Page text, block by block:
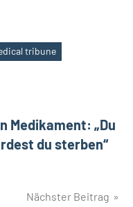
tribune
Medikament: „Du
du sterben“
Nächster Beitrag